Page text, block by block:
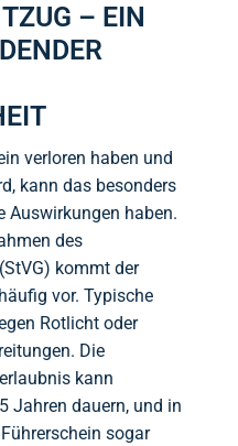
– EIN
verloren haben und
kann das besonders
Auswirkungen haben.
des
kommt der
vor. Typische
Rotlicht oder
Die
kann
Jahren dauern, und in
sogar